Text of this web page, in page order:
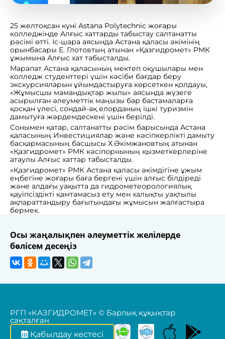
25 желтоқсан күні Astana Polytechnic жоғары
колледжінде Алғыс хаттарды табыстау салтанатты
рәсімі өтті. Іс-шара аясында Астана қаласы әкімінің
орынбасары Е. Глотовтың атынан «Қазгидромет» РМК
ұжымына Алғыс хат табысталды.
Марапат Астана қаласының мектеп оқушылары мен
колледж студенттері үшін кәсіби бағдар беру
экскурсияларын ұйымдастыруға көрсеткен қолдауы,
«Жұмысшы мамандықтар жылы» аясында жүзеге
асырылған әлеуметтік маңызы бар бастамаларға
қосқан үлесі, сондай-ақ елорданың ішкі туризмін
дамытуға жәрдемдескені үшін берілді.
Сонымен қатар, салтанатты рәсім барысында Астана
қаласының Инвестициялар және кәсіпкерлікті дамыту
басқармасының басшысы Х.Әкімжановтың атынан
«Қазгидромет» РМК кәсіпорнының қызметкерлеріне
атаулы Алғыс хаттар табысталды.
«Қазгидромет» РМК Астана қаласы әкімдігіне ұжым
еңбегіне жоғары баға бергені үшін алғыс білдіреді
және алдағы уақытта да гидрометеорологиялық
қауіпсіздікті қамтамасыз ету мен халықты уақтылы
ақпараттандыру бағытындағы жұмысын жалғастыра
бермек.
Осы жаңалықпен әлеуметтік желілерде
бөлісем десеңіз
РГП «КАЗГИДРОМЕТ» © Барлық құқықтар
сақталған
Қабылдау кестесі